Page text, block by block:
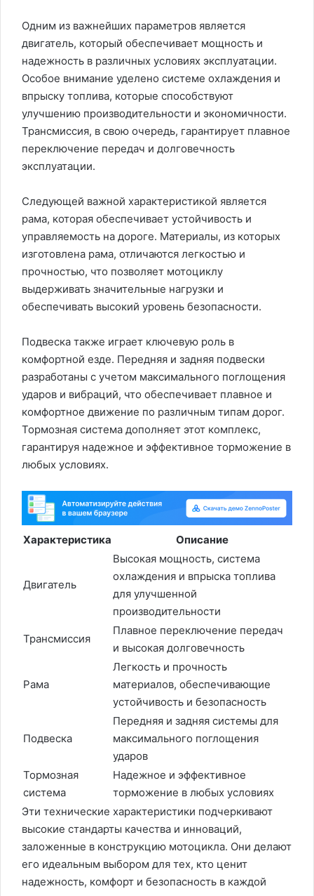
Одним из важнейших параметров является
двигатель, который обеспечивает мощность и
надежность в различных условиях эксплуатации.
Особое внимание уделено системе охлаждения и
впрыску топлива, которые способствуют
улучшению производительности и экономичности.
Трансмиссия, в свою очередь, гарантирует плавное
переключение передач и долговечность
эксплуатации.
Следующей важной характеристикой является
рама, которая обеспечивает устойчивость и
управляемость на дороге. Материалы, из которых
изготовлена рама, отличаются легкостью и
прочностью, что позволяет мотоциклу
выдерживать значительные нагрузки и
обеспечивать высокий уровень безопасности.
Подвеска также играет ключевую роль в
комфортной езде. Передняя и задняя подвески
разработаны с учетом максимального поглощения
ударов и вибраций, что обеспечивает плавное и
комфортное движение по различным типам дорог.
Тормозная система дополняет этот комплекс,
гарантируя надежное и эффективное торможение в
любых условиях.
Характеристика Описание
Двигатель
Высокая мощность, система
охлаждения и впрыска топлива
для улучшенной
производительности
Трансмиссия
Плавное переключение передач
и высокая долговечность
Рама
Легкость и прочность
материалов, обеспечивающие
устойчивость и безопасность
Подвеска
Передняя и задняя системы для
максимального поглощения
ударов
Тормозная
система
Надежное и эффективное
торможение в любых условиях
Эти технические характеристики подчеркивают
высокие стандарты качества и инноваций,
заложенные в конструкцию мотоцикла. Они делают
его идеальным выбором для тех, кто ценит
надежность, комфорт и безопасность в каждой